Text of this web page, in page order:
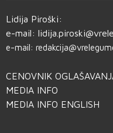
Lidija Piroški:
e-mail:
e-mail:
CENOVNIK
MEDIA INFO
MEDIA INFO ENGLISH